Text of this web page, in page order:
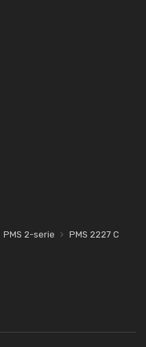
PMS 2-serie PMS 2227 C